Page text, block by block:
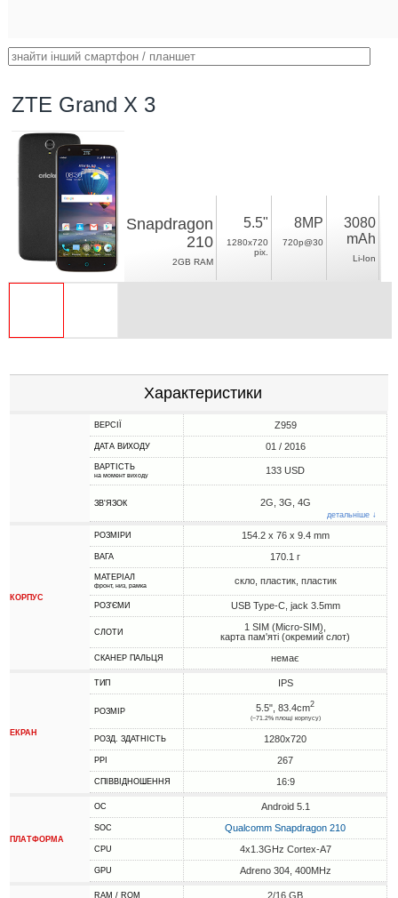
ZTE Grand X 3
Snapdragon
210
2GB RAM
5.5"
1280x720
pix.
8MP
720p@30
3080
mAh
Li-Ion
Характеристики
ВЕРСІЇ Z959
ДАТА ВИХОДУ 01 / 2016
ВАРТІСТЬ
на момент виходу 133 USD
ЗВ'ЯЗОК 2G, 3G, 4G
детальніше ↓
КОРПУС
РОЗМІРИ 154.2 x 76 x 9.4 mm
ВАГА 170.1 г
МАТЕРІАЛ
фронт, низ, рамка скло, пластик, пластик
РОЗ'ЄМИ USB Type-C, jack 3.5mm
СЛОТИ
1 SIM (Micro-SIM),
карта пам'яті (окремий слот)
СКАНЕР ПАЛЬЦЯ немає
ЕКРАН
ТИП IPS
РОЗМІР 5.5", 83.4cm2
(~71.2% площі корпусу)
РОЗД. ЗДАТНІСТЬ 1280x720
PPI 267
СПІВВІДНОШЕННЯ 16:9
ПЛАТФОРМА
ОС Android 5.1
SOC Qualcomm Snapdragon 210
CPU 4x1.3GHz Cortex-A7
GPU Adreno 304, 400MHz
RAM / ROM 2/16 GB